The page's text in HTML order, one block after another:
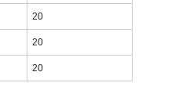
20
20
20